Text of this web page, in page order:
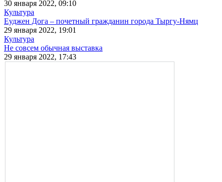
30 января 2022, 09:10
Культура
Еуджен Дога – почетный гражданин города Тыргу-Нямц
29 января 2022, 19:01
Культура
Не совсем обычная выставка
29 января 2022, 17:43